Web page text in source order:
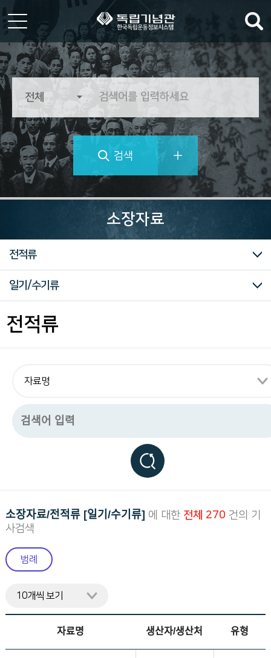
한
독
립
동
정
보
시
역
는
수
있
다.
검색
소장자료
전체
전적류
문서류
문화/예술/종교
생활류
군사류
산업/생업류
과학/기술류
동영상류
사진/필름류
기증자료
중요자료
즐겨찾는 자료
일기/수기류
고서류
단행본류
화보/도록류
일기/수기류
원고류
교과서류
연간물류
신문류
지도류
기타류
전적류
소장자료/전적류 [일기/수기류] 에 대한 전체 270 건의 기
사검색
범례
자료명 생산자/생산처 유형